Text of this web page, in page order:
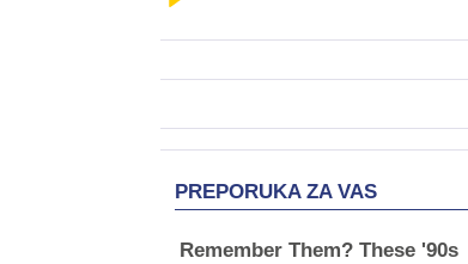
PREPORUKA ZA VAS
Remember Them? These '90s